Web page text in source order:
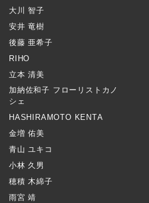
大川 智子
安井 竜樹
後藤 亜希子
RIHO
立本 清美
加納佐和子 フローリストカノ
シェ
HASHIRAMOTO KENTA
金増 佑美
青山 ユキコ
小林 久男
穂積 木綿子
雨宮 靖